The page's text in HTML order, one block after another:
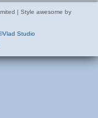
| Style awesome by
Studio